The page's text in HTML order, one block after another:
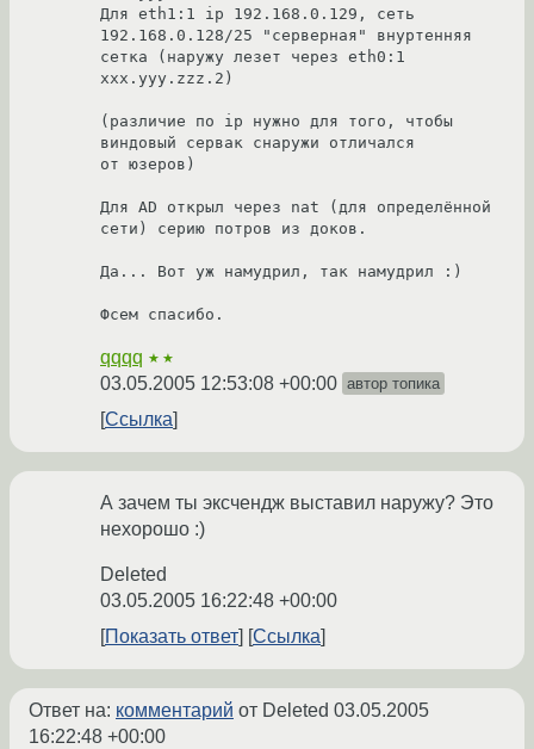
Для eth1:1 ip 192.168.0.129, сеть
192.168.0.128/25 "серверная" внуртенняя
сетка (наружу лезет через eth0:1
xxx.yyy.zzz.2)
(различие по ip нужно для того, чтобы
виндовый сервак снаружи отличался
от юзеров)
Для AD открыл через nat (для определённой
сети) серию потров из доков.
Да... Вот уж намудрил, так намудрил :)
qqqq ★★
03.05.2005 12:53:08 +00:00 автор топика
Ссылка
А зачем ты эксчендж выставил наружу? Это
нехорошо :)
Deleted
03.05.2005 16:22:48 +00:00
Показать ответ
Ссылка
Ответ на: комментарий от Deleted 03.05.2005
16:22:48 +00:00